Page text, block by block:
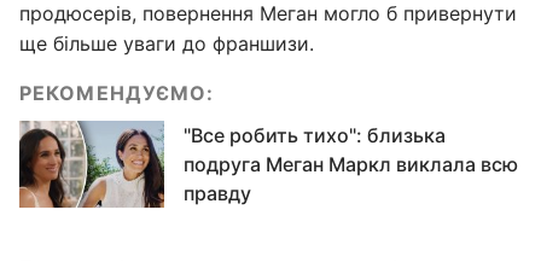
продюсерів, повернення Меган могло б привернути
ще більше уваги до франшизи.
РЕКОМЕНДУЄМО:
"Все робить тихо": близька
подруга Меган Маркл виклала всю
правду